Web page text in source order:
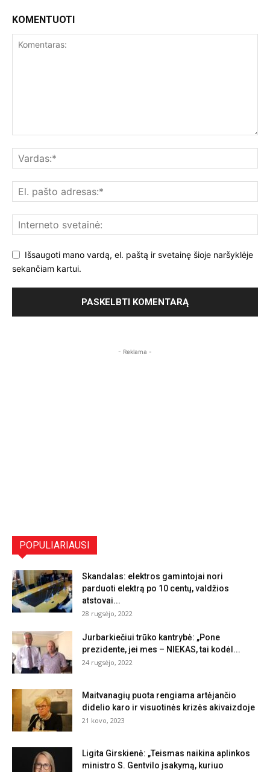
KOMENTUOTI
Išsaugoti mano vardą, el. paštą ir svetainę šioje naršyklėje
sekančiam kartui.
- Reklama -
POPULIARIAUSI
Skandalas: elektros gamintojai nori
parduoti elektrą po 10 centų, valdžios
atstovai...
28 rugsėjo, 2022
Jurbarkiečiui trūko kantrybė: „Pone
prezidente, jei mes – NIEKAS, tai kodėl...
24 rugsėjo, 2022
Maitvanagių puota rengiama artėjančio
didelio karo ir visuotinės krizės akivaizdoje
21 kovo, 2023
Ligita Girskienė: „Teismas naikina aplinkos
ministro S. Gentvilo įsakymą, kuriuo